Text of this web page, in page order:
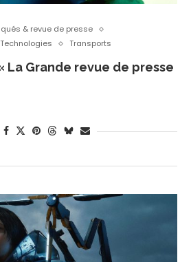
& revue de presse
Technologies Transports
La Grande revue de presse